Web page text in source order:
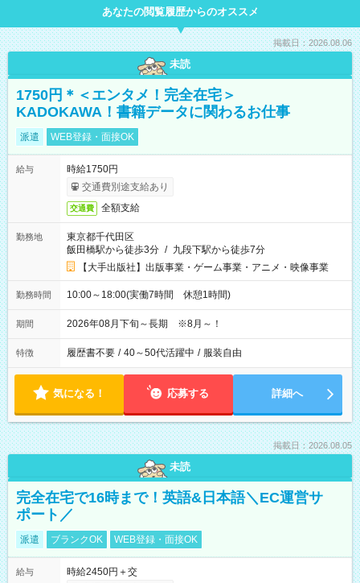
あなたの閲覧履歴からのオススメ
掲載日：2026.08.06
未読
1750円＊＜エンタメ！完全在宅＞
KADOKAWA！書籍データに関わるお仕事
派遣 WEB登録・面接OK
給与
時給1750円
交通費別途支給あり
交通費 全額支給
勤務地
東京都千代田区
飯田橋駅から徒歩3分 / 九段下駅から徒歩7分
【大手出版社】出版事業・ゲーム事業・アニメ・映像事業
勤務時間 10:00～18:00(実働7時間 休憩1時間)
期間 2026年08月下旬～長期 ※8月～！
特徴 履歴書不要 / 40～50代活躍中 / 服装自由
気になる！ 応募する 詳細へ
掲載日：2026.08.05
未読
完全在宅で16時まで！英語&日本語＼EC運営サ
ポート／
派遣 ブランクOK WEB登録・面接OK
給与
時給2450円＋交